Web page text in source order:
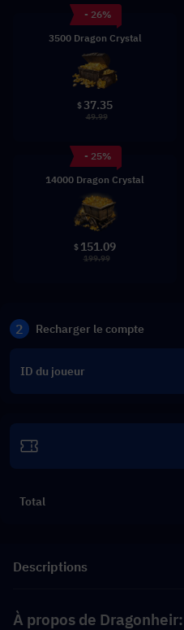
- 26%
3500 Dragon Crystal
$37.35
49.99
- 25%
14000 Dragon Crystal
$ 151.09
199.99
2 Recharger le compte
ID du joueur
Total
Descriptions
À propos de